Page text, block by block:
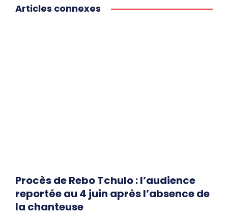
Articles connexes
Procès de Rebo Tchulo : l’audience
reportée au 4 juin après l’absence de
la chanteuse